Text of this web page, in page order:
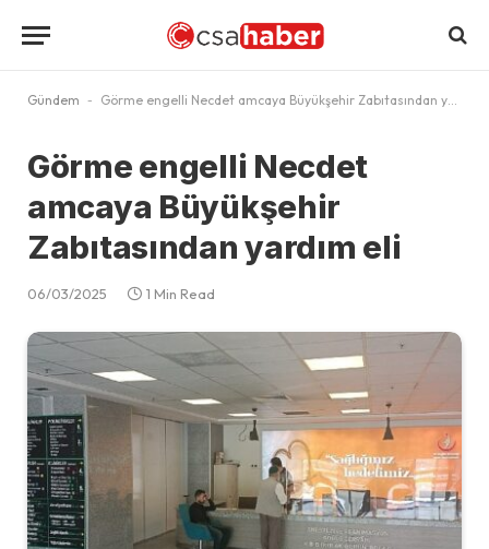
Gündem - Görme engelli Necdet amcaya Büyükşehir Zabıtasından yardım eli
Görme engelli Necdet
amcaya Büyükşehir
Zabıtasından yardım eli
06/03/2025 1 Min Read